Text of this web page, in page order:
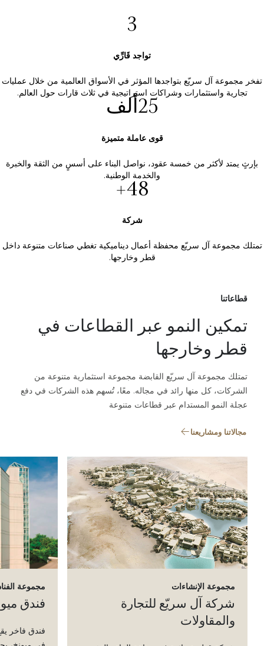
3
تواجد قَارِّي
تفخر مجموعة آل سريّع بتواجدها المؤثر في الأسواق العالمية من خلال عمليات
تجارية واستثمارات وشراكات استراتيجية في ثلاث قارات حول العالم.
25ألف
قوى عاملة متميزة
بإرثٍ يمتد لأكثر من خمسة عقود، نواصل البناء على أسسٍ من الثقة والخبرة
والخدمة الوطنية.
48
+
شركة
تمتلك مجموعة آل سريّع محفظة أعمال ديناميكية تغطي صناعات متنوعة داخل
قطر وخارجها.
قطاعاتنا
تمكين النمو عبر القطاعات في
قطر وخارجها
تمتلك مجموعة آل سريّع القابضة مجموعة استثمارية متنوعة من
الشركات، كل منها رائد في مجاله. معًا، تُسهم هذه الشركات في دفع
عجلة النمو المستدام عبر قطاعات متنوعة
مجالاتنا ومشاريعنا
مجموعة الإنشاءات
شركة آل سريّع للتجارة
والمقاولات
مجموعة
فندق
فندق فاخر